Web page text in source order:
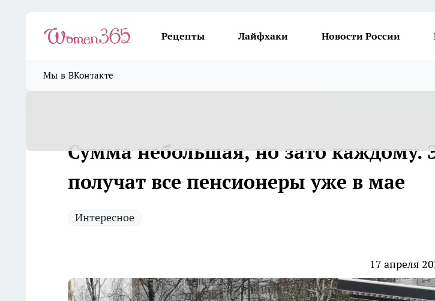
Рецепты Лайфхаки Новости России
Мы в ВКонтакте
Сумма небольшая, но зато каждому.
получат все пенсионеры уже в мае
Интересное
17 апреля